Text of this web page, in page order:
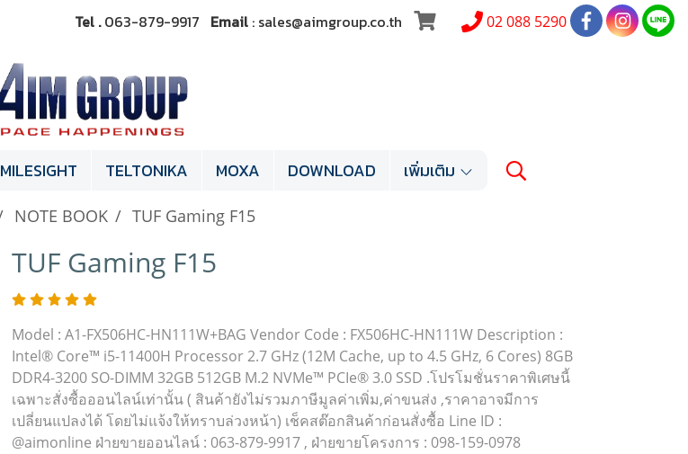
Tel .063-879-9917 Email : sales@aimgroup.co.th 02 088 5290
MILESIGHT TELTONIKA MOXA DOWNLOAD เพิ่มเติม
NOTE BOOK TUF Gaming F15
TUF Gaming F15
Model : A1-FX506HC-HN111W+BAG Vendor Code : FX506HC-HN111W Description :
Intel® Core™ i5-11400H Processor 2.7 GHz (12M Cache, up to 4.5 GHz, 6 Cores) 8GB
DDR4-3200 SO-DIMM 32GB 512GB M.2 NVMe™ PCIe® 3.0 SSD .โปรโมชั่นราคาพิเศษนี้
เฉพาะสั่งซื้อออนไลน์เท่านั้น ( สินค้ายังไม่รวมภาษีมูลค่าเพิ่ม,ค่าขนส่ง ,ราคาอาจมีการ
เปลี่ยนแปลงได้ โดยไม่แจ้งให้ทราบล่วงหน้า) เช็คสต๊อกสินค้าก่อนสั่งซื้อ Line ID :
@aimonline ฝ่ายขายออนไลน์ : 063-879-9917 , ฝ่ายขายโครงการ : 098-159-0978